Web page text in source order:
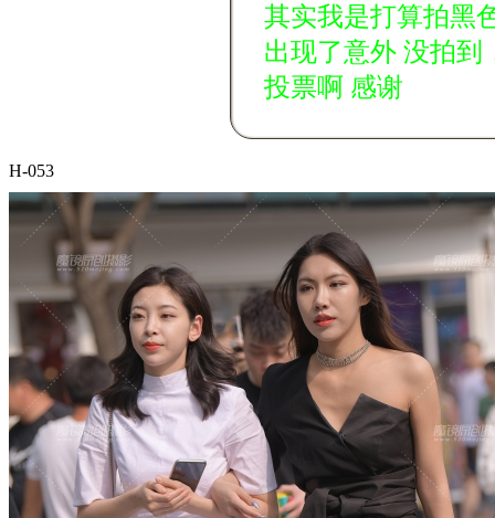
其实我是打算拍黑
出现了意外 没拍到
投票啊 感谢
H-053